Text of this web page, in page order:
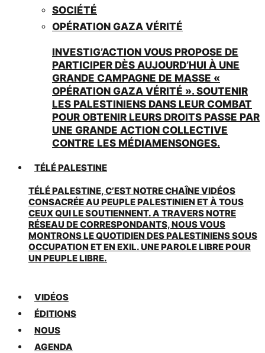
SOCIÉTÉ
OPÉRATION GAZA VÉRITÉ
INVESTIG’ACTION VOUS PROPOSE DE
PARTICIPER DÈS AUJOURD’HUI À UNE
GRANDE CAMPAGNE DE MASSE «
OPÉRATION GAZA VÉRITÉ ». SOUTENIR
LES PALESTINIENS DANS LEUR COMBAT
POUR OBTENIR LEURS DROITS PASSE PAR
UNE GRANDE ACTION COLLECTIVE
CONTRE LES MÉDIAMENSONGES.
TÉLÉ PALESTINE
TÉLÉ PALESTINE, C’EST NOTRE CHAÎNE VIDÉOS
CONSACRÉE AU PEUPLE PALESTINIEN ET À TOUS
CEUX QUI LE SOUTIENNENT. A TRAVERS NOTRE
RÉSEAU DE CORRESPONDANTS, NOUS VOUS
MONTRONS LE QUOTIDIEN DES PALESTINIENS SOUS
OCCUPATION ET EN EXIL. UNE PAROLE LIBRE POUR
UN PEUPLE LIBRE.
VIDÉOS
ÉDITIONS
NOUS
AGENDA